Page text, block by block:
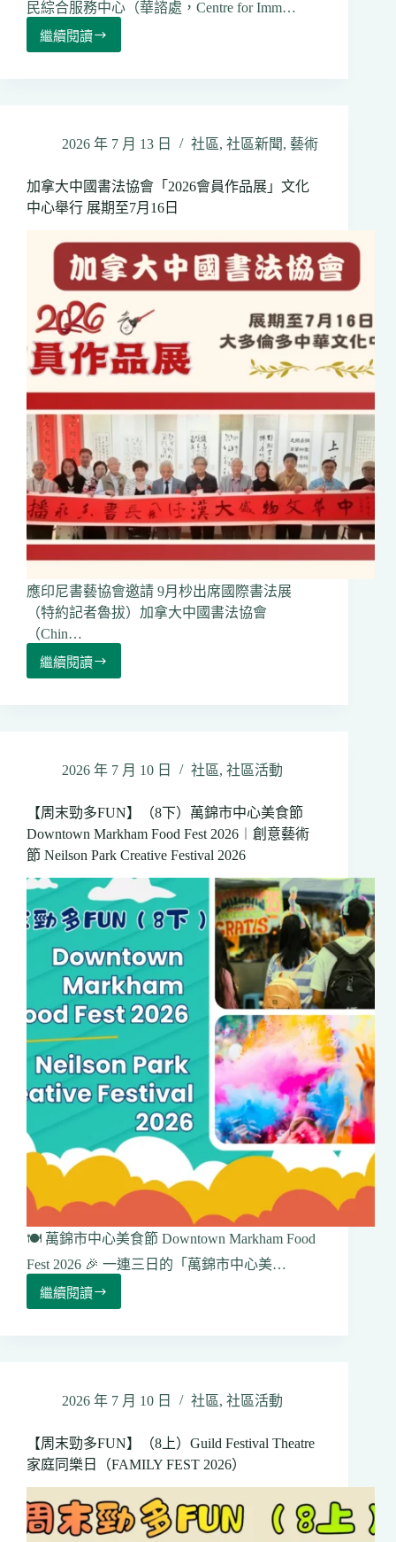
民綜合服務中心（華諮處，Centre for Imm…
繼續閱讀
華
慈
抽
獎
中
獎
揭
曉
善
款
撥
作
「社
區
食
物
援
助
計
劃」
2026 年 7 月 13 日 社區, 社區新聞, 藝術
加拿大中國書法協會「2026會員作品展」文化
中心舉行 展期至7月16日
應印尼書藝協會邀請 9月杪出席國際書法展
（特約記者魯拔）加拿大中國書法協會
（Chin…
繼續閱讀
加
書
會
「2026
會
員
品
展」
文
化
中
心
舉
行
展
期
至
16
日
2026 年 7 月 10 日 社區, 社區活動
【周末勁多FUN】（8下）萬錦市中心美食節
Downtown Markham Food Fest 2026︱創意藝術
節 Neilson Park Creative Festival 2026
🍽️ 萬錦市中心美食節 Downtown Markham Food
Fest 2026 🎉 一連三日的「萬錦市中心美…
繼續閱讀
【周
（8
錦
市
中
心
美
2026 年 7 月 10 日 社區, 社區活動
【周末勁多FUN】（8上）Guild Festival Theatre
家庭同樂日（FAMILY FEST 2026）